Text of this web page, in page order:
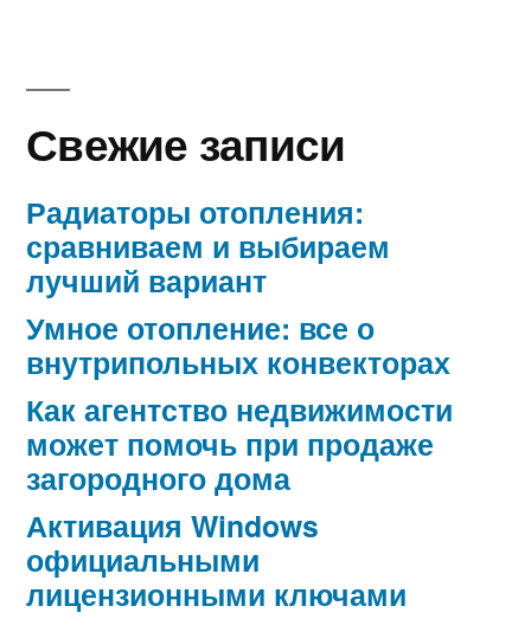
Свежие записи
Радиаторы отопления:
сравниваем и выбираем
лучший вариант
Умное отопление: все о
внутрипольных конвекторах
Как агентство недвижимости
может помочь при продаже
загородного дома
Активация Windows
официальными
лицензионными ключами